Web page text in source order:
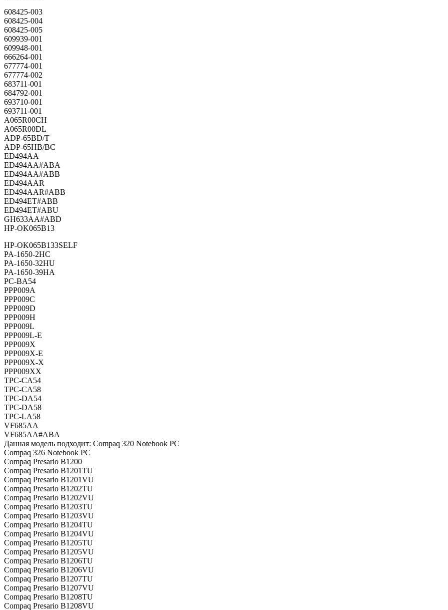
608425-003
608425-004
608425-005
609939-001
609948-001
666264-001
677774-001
677774-002
683711-001
684792-001
693710-001
693711-001
A065R00CH
A065R00DL
ADP-65BD/T
ADP-65HB/BC
ED494AA
ED494AA#ABA
ED494AA#ABB
ED494AAR
ED494AAR#ABB
ED494ET#ABB
ED494ET#ABU
GH633AA#ABD
HP-OK065B13
HP-OK065B133SELF
PA-1650-2HC
PA-1650-32HU
PA-1650-39HA
PC-BA54
PPP009A
PPP009C
PPP009D
PPP009H
PPP009L
PPP009L-E
PPP009X
PPP009X-E
PPP009X-X
PPP009XX
TPC-CA54
TPC-CA58
TPC-DA54
TPC-DA58
TPC-LA58
VF685AA
VF685AA#ABA
Данная модель подходит: Compaq 320 Notebook PC
Compaq 326 Notebook PC
Compaq Presario B1200
Compaq Presario B1201TU
Compaq Presario B1201VU
Compaq Presario B1202TU
Compaq Presario B1202VU
Compaq Presario B1203TU
Compaq Presario B1203VU
Compaq Presario B1204TU
Compaq Presario B1204VU
Compaq Presario B1205TU
Compaq Presario B1205VU
Compaq Presario B1206TU
Compaq Presario B1206VU
Compaq Presario B1207TU
Compaq Presario B1207VU
Compaq Presario B1208TU
Compaq Presario B1208VU